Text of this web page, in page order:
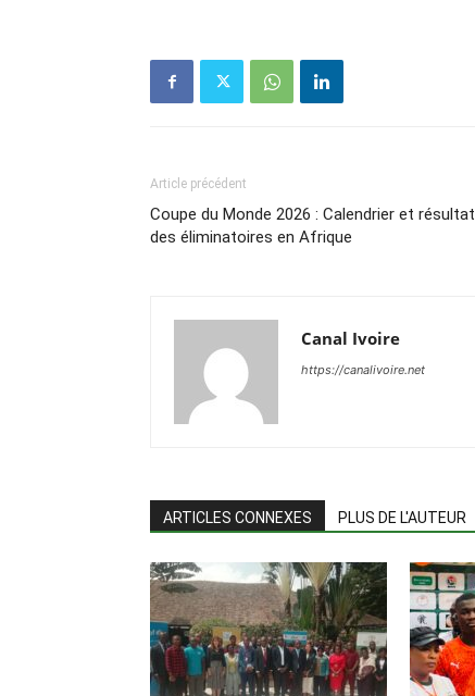
Article précédent
Coupe du Monde 2026 : Calendrier et
des éliminatoires en Afrique
Canal Ivoire
https://canalivoire.net
ARTICLES CONNEXES PLUS DE L'AUTEUR